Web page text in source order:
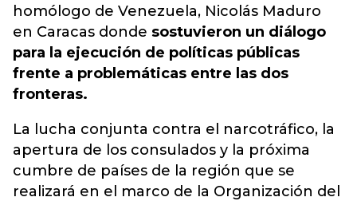
homólogo de Venezuela, Nicolás Maduro
en Caracas donde sostuvieron un diálogo
para la ejecución de políticas públicas
frente a problemáticas entre las dos
fronteras.
La lucha conjunta contra el narcotráfico, la
apertura de los consulados y la próxima
cumbre de países de la región que se
realizará en el marco de la Organización del